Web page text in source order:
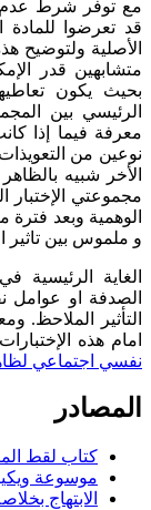
مع توفر شرط عدم
قد تعرضوا للمادة
الأصلية ولتوضيح
متشابهين قدر
بحيث يكون
الرئيسي بين
معرفة فيما إذا
نوعين من
الأخر شبيه
مجموعتي الإختبار
الوهمية وبعد
و ملموس بين تاثير
الغاية
الصدفة او
التأثير الملاحظ.
امام هذه
نفسي اجتماعي
المصادر
كتاب لقط
موسوعة
الابتهاج